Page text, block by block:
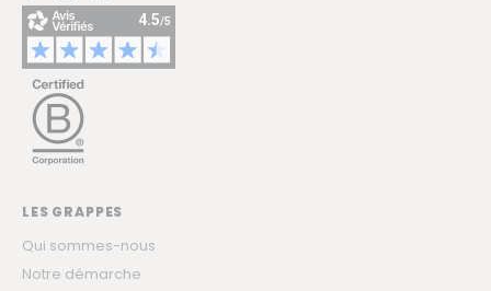
LES GRAPPES
Qui sommes-nous
Notre démarche